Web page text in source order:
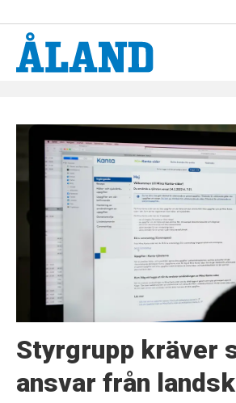
Tag:
kst
Styrgrupp kräver
ansvar från